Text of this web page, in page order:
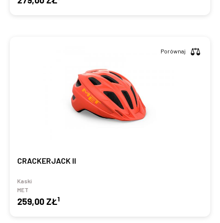
CRACKERJACK II
Kaski
MET
259,00 ZŁ1
Porównaj